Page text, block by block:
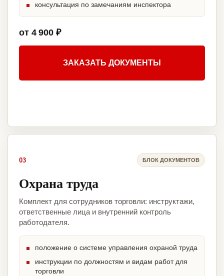
консультация по замечаниям инспектора
от 4 900 ₽
ЗАКАЗАТЬ ДОКУМЕНТЫ
03 БЛОК ДОКУМЕНТОВ
Охрана труда
Комплект для сотрудников торговли: инструктажи,
ответственные лица и внутренний контроль
работодателя.
положение о системе управления охраной труда
инструкции по должностям и видам работ для
торговли